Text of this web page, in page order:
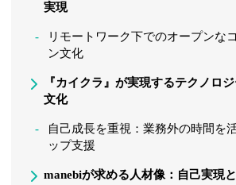
実現
リモートワーク下でのオープンな
ン文化
『カイクラ』が実現するテクノロ
文化
自己成長を重視：業務外の時間を
ップ支援
manebiが求める人材像：自己実現